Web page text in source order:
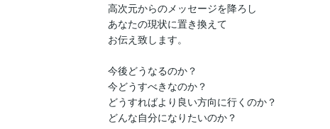
高次元からのメッセージを降ろし
あなたの現状に置き換えて
お伝え致します。
今後どうなるのか？
今どうすべきなのか？
どうすればより良い方向に行くのか？
どんな自分になりたいのか？